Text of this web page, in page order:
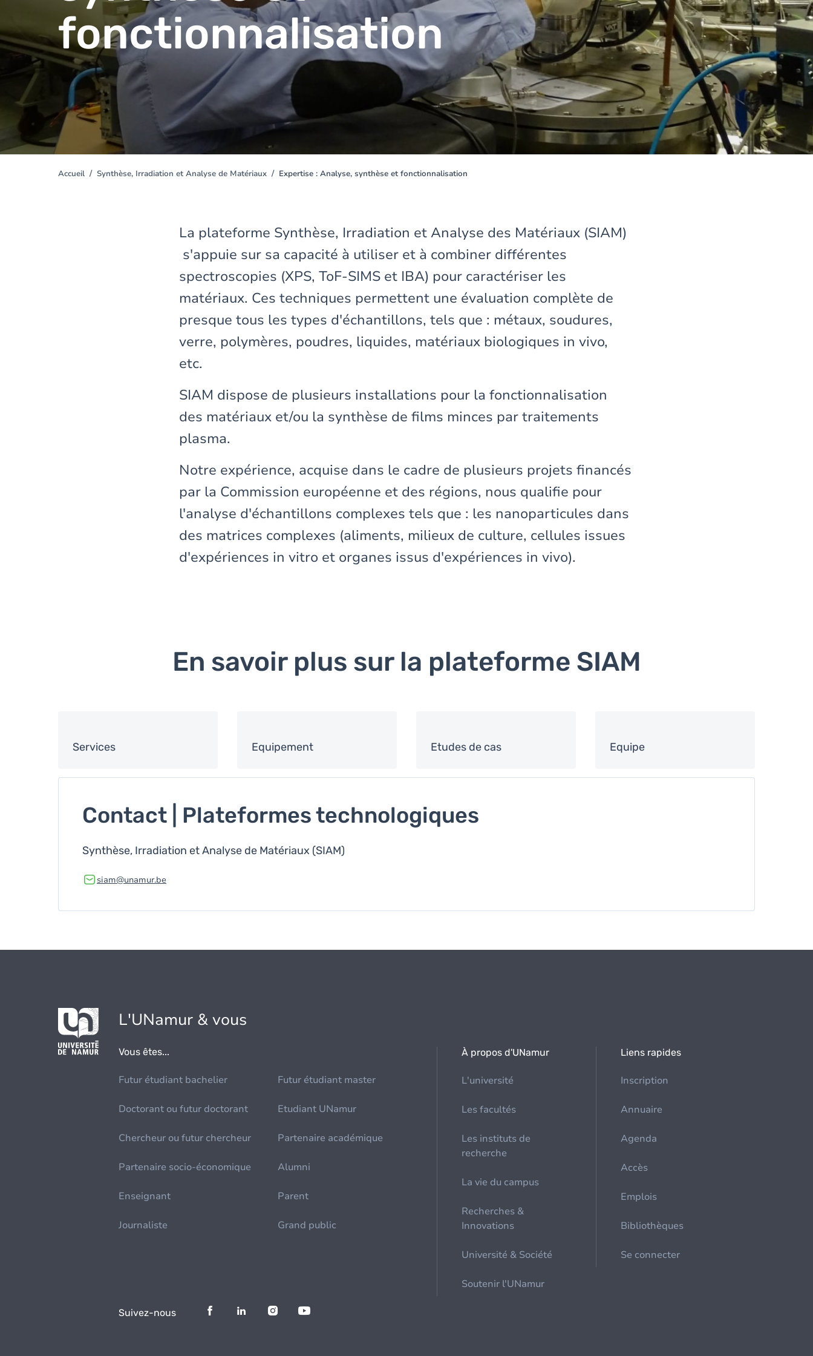
fonctionnalisation
You
Accueil Synthèse, Irradiation et Analyse de Matériaux Expertise : Analyse, synthèse et fonctionnalisation
La plateforme Synthèse, Irradiation et Analyse des Matériaux (SIAM)
s'appuie sur sa capacité à utiliser et à combiner différentes
spectroscopies (XPS, ToF-SIMS et IBA) pour caractériser les
matériaux. Ces techniques permettent une évaluation complète de
presque tous les types d'échantillons, tels que : métaux, soudures,
verre, polymères, poudres, liquides, matériaux biologiques in vivo,
etc.
SIAM dispose de plusieurs installations pour la fonctionnalisation
des matériaux et/ou la synthèse de films minces par traitements
plasma.
Notre expérience, acquise dans le cadre de plusieurs projets financés
par la Commission européenne et des régions, nous qualifie pour
l'analyse d'échantillons complexes tels que : les nanoparticules dans
des matrices complexes (aliments, milieux de culture, cellules issues
d'expériences in vitro et organes issus d'expériences in vivo).
En savoir plus sur la plateforme SIAM
Services Equipement Etudes de cas Equipe
Contact | Plateformes technologiques
Synthèse, Irradiation et Analyse de Matériaux (SIAM)
siam@unamur.be
L'UNamur & vous
Vous êtes...
Futur étudiant bachelier Futur étudiant master
Doctorant ou futur doctorant Etudiant UNamur
Chercheur ou futur chercheur Partenaire académique
Partenaire socio-économique Alumni
Enseignant Parent
Journaliste Grand public
À propos d'UNamur
L'université
Les facultés
Les instituts de
recherche
La vie du campus
Recherches &
Innovations
Université & Société
Soutenir l'UNamur
Liens rapides
Inscription
Annuaire
Agenda
Accès
Emplois
Bibliothèques
Se connecter
Suivez-nous